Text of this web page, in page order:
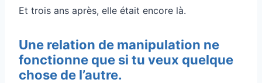
Et trois ans après, elle était encore là.
Une relation de manipulation ne
fonctionne que si tu veux quelque
chose de l’autre.